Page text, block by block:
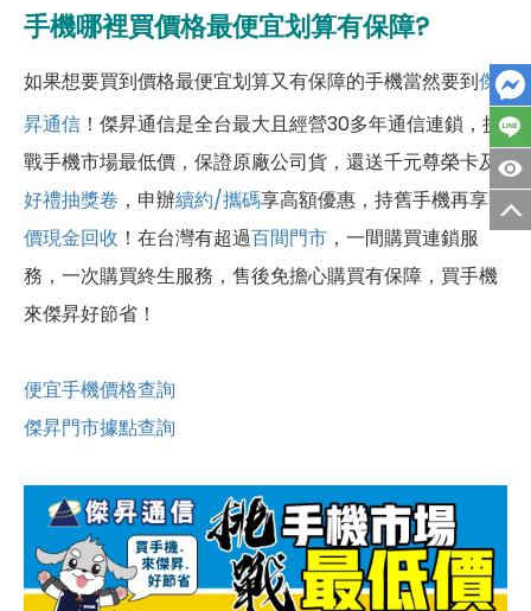
手機哪裡買價格最便宜划算有保障?
如果想要買到價格最便宜划算又有保障的手機當然要到傑
昇通信 ！傑昇通信是全台最大且經營30多年通信連鎖，挑
戰手機市場最低價，保證原廠公司貨，還送千元尊榮卡及
好禮抽獎卷 ，申辦續約/攜碼享高額優惠，持舊手機再享高
價現金回收 ！ 在台灣有超過百間門市 ，一間購買連鎖服
務，一次購買終生服務，售後免擔心購買有保障，買手機
來傑昇好節省！
便宜手機價格查詢
傑昇門市據點查詢